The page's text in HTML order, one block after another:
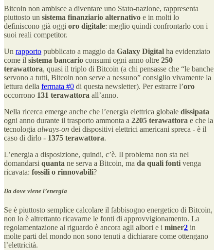
Bitcoin non ambisce a diventare uno Stato-nazione, rappresenta
piuttosto un sistema finanziario alternativo e in molti lo
definiscono già oggi oro digitale: meglio quindi confrontarlo con i
suoi reali competitor.
Un rapporto pubblicato a maggio da Galaxy Digital ha evidenziato
come il sistema bancario consumi ogni anno oltre 250
terawattora, quasi il triplo di Bitcoin (a chi pensasse che “le banche
servono a tutti, Bitcoin non serve a nessuno” consiglio vivamente la
lettura della fermata #0 di questa newsletter). Per estrarre l’oro
occorrono 131 terawattora all’anno.
Nella ricerca emerge anche che l’energia elettrica globale dissipata
ogni anno durante il trasporto ammonta a 2205 terawattora e che la
tecnologia always-on dei dispositivi elettrici americani spreca - è il
caso di dirlo - 1375 terawattora.
L’energia a disposizione, quindi, c’è. Il problema non sta nel
domandarsi quanta ne serva a Bitcoin, ma da quali fonti venga
ricavata: fossili o rinnovabili?
Da dove viene l’energia
Se è piuttosto semplice calcolare il fabbisogno energetico di Bitcoin,
non lo è altrettanto ricavarne le fonti di approvvigionamento. La
regolamentazione al riguardo è ancora agli albori e i miner2 in
molte parti del mondo non sono tenuti a dichiarare come ottengano
l’elettricità.